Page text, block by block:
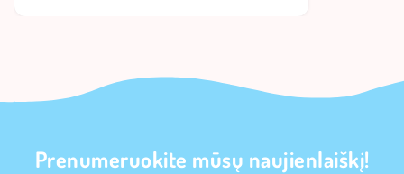
Prenumeruokite mūsų naujienlaiškį!